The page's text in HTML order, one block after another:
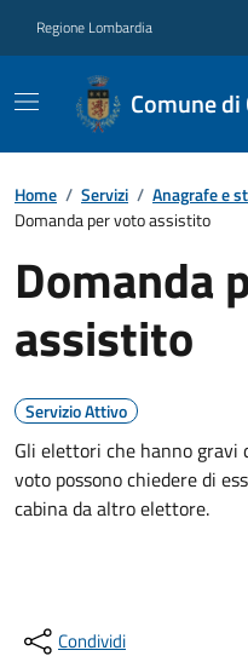
Regione Lombardia
Comune di
Home / Servizi / Anagrafe e
Domanda per voto assistito
Domanda
assistito
Servizio Attivo
Gli elettori che hanno
voto possono chiedere di
cabina da altro elettore.
Condividi